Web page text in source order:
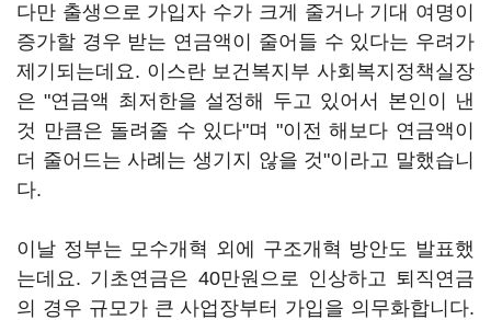
다만 출생으로 가입자 수가 크게 줄거나 기대 여명이
증가할 경우 받는 연금액이 줄어들 수 있다는 우려가
제기되는데요. 이스란 보건복지부 사회복지정책실장
은 "연금액 최저한을 설정해 두고 있어서 본인이 낸
것 만큼은 돌려줄 수 있다"며 "이전 해보다 연금액이
더 줄어드는 사례는 생기지 않을 것"이라고 말했습니
다.
이날 정부는 모수개혁 외에 구조개혁 방안도 발표했
는데요. 기초연금은 40만원으로 인상하고 퇴직연금
의 경우 규모가 큰 사업장부터 가입을 의무화합니다.